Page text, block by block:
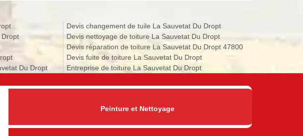
Du Dropt
Devis changement de tuile La Sauvetat Du Dropt
Devis nettoyage de toiture La Sauvetat Du Dropt
Devis réparation de toiture La Sauvetat Du Dropt 47800
Devis fuite de toiture La Sauvetat Du Dropt
Entreprise de toiture La Sauvetat Du Dropt
Peinture et Nettoyage